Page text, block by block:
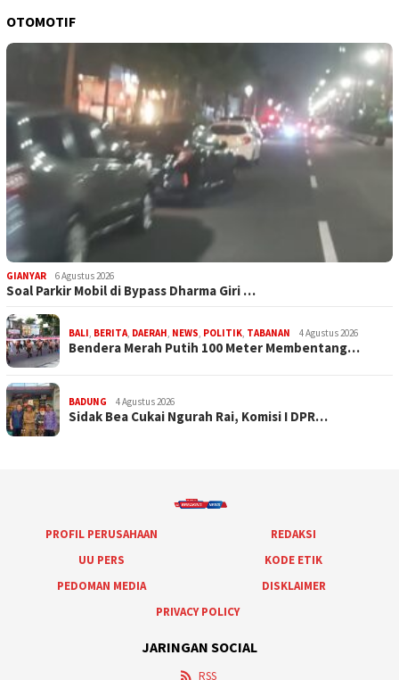
OTOMOTIF
GIANYAR 6 Agustus 2026
Soal Parkir Mobil di Bypass Dharma Giri …
BALI, BERITA, DAERAH, NEWS, POLITIK, TABANAN 4 Agustus 2026
Bendera Merah Putih 100 Meter Membentang…
BADUNG 4 Agustus 2026
Sidak Bea Cukai Ngurah Rai, Komisi I DPR…
PROFIL PERUSAHAAN
REDAKSI
UU PERS
KODE ETIK
PEDOMAN MEDIA
DISKLAIMER
PRIVACY POLICY
JARINGAN SOCIAL
RSS